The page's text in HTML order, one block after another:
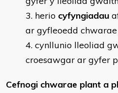
herio cyfyngiadau
ar gyfleoedd chwarae
cynllunio lleoliad
croesawgar ar gyfer
Cefnogi chwarae plant a